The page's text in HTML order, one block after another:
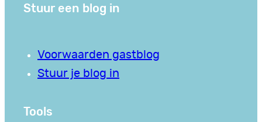
Stuur een blog in
Voorwaarden gastblog
Stuur je blog in
Tools